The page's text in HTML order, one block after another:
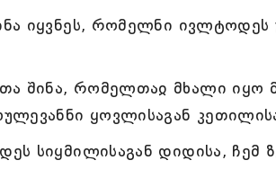
იყვნეს, რომელნი ივლტოდეს
შინა, რომელთაჲ მხალი იყო
ყოვლისაგან
სიყმილისაგან დიდისა,